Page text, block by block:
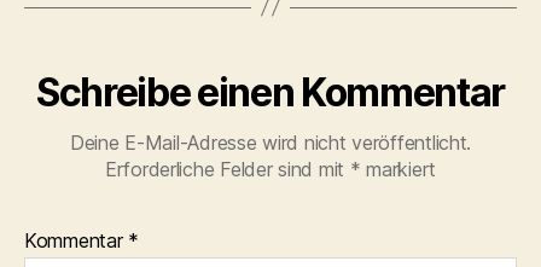
Schreibe einen Kommentar
Deine E-Mail-Adresse wird nicht veröffentlicht.
Erforderliche Felder sind mit * markiert
Kommentar *